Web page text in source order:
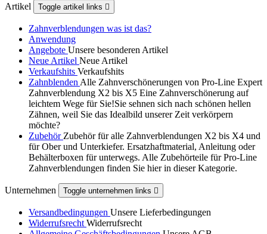
Artikel Toggle artikel links 
Zahnverblendungen was ist das?
Anwendung
Angebote Unsere besonderen Artikel
Neue Artikel Neue Artikel
Verkaufshits Verkaufshits
Zahnblenden Alle Zahnverschönerungen von Pro-Line Expert
Zahnverblendung X2 bis X5 Eine Zahnverschönerung auf
leichtem Wege für Sie!Sie sehnen sich nach schönen hellen
Zähnen, weil Sie das Idealbild unserer Zeit verkörpern
möchte?
Zubehör Zubehör für alle Zahnverblendungen X2 bis X4 und
für Ober und Unterkiefer. Ersatzhaftmaterial, Anleitung oder
Behälterboxen für unterwegs. Alle Zubehörteile für Pro-Line
Zahnverblendungen finden Sie hier in dieser Kategorie.
Unternehmen Toggle unternehmen links 
Versandbedingungen Unsere Lieferbedingungen
Widerrufsrecht Widerrufsrecht